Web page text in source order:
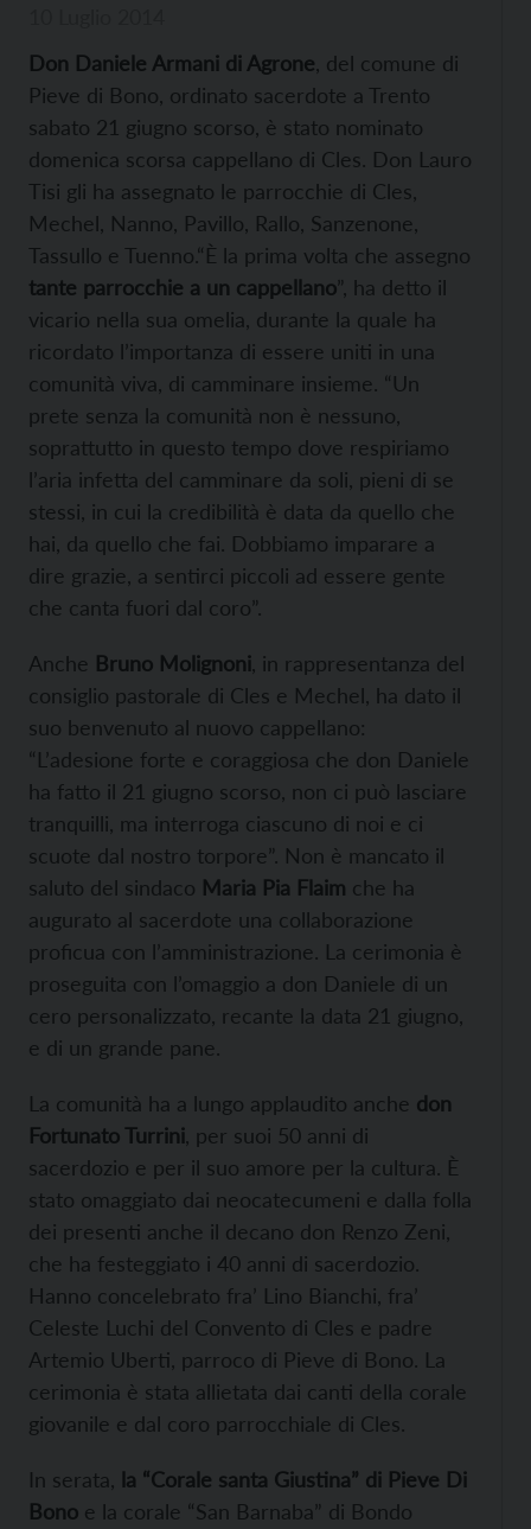
Don Daniele Armani di Agrone, del comune di
Pieve di Bono, ordinato sacerdote a Trento
sabato 21 giugno scorso, è stato nominato
domenica scorsa cappellano di Cles. Don Lauro
Tisi gli ha assegnato le parrocchie di Cles,
Mechel, Nanno, Pavillo, Rallo, Sanzenone,
Tassullo e Tuenno.“È la prima volta che assegno
tante parrocchie a un cappellano”, ha detto il
vicario nella sua omelia, durante la quale ha
ricordato l’importanza di essere uniti in una
comunità viva, di camminare insieme. “Un
prete senza la comunità non è nessuno,
soprattutto in questo tempo dove respiriamo
l’aria infetta del camminare da soli, pieni di se
stessi, in cui la credibilità è data da quello che
hai, da quello che fai. Dobbiamo imparare a
dire grazie, a sentirci piccoli ad essere gente
che canta fuori dal coro”.
Anche Bruno Molignoni, in rappresentanza del
consiglio pastorale di Cles e Mechel, ha dato il
suo benvenuto al nuovo cappellano:
“L’adesione forte e coraggiosa che don Daniele
ha fatto il 21 giugno scorso, non ci può lasciare
tranquilli, ma interroga ciascuno di noi e ci
scuote dal nostro torpore”. Non è mancato il
saluto del sindaco Maria Pia Flaim che ha
augurato al sacerdote una collaborazione
proficua con l’amministrazione. La cerimonia è
proseguita con l’omaggio a don Daniele di un
cero personalizzato, recante la data 21 giugno,
e di un grande pane.
La comunità ha a lungo applaudito anche don
Fortunato Turrini, per suoi 50 anni di
sacerdozio e per il suo amore per la cultura. È
stato omaggiato dai neocatecumeni e dalla folla
dei presenti anche il decano don Renzo Zeni,
che ha festeggiato i 40 anni di sacerdozio.
Hanno concelebrato fra’ Lino Bianchi, fra’
Celeste Luchi del Convento di Cles e padre
Artemio Uberti, parroco di Pieve di Bono. La
cerimonia è stata allietata dai canti della corale
giovanile e dal coro parrocchiale di Cles.
In serata, la “Corale santa Giustina” di Pieve Di
Bono e la corale “San Barnaba” di Bondo